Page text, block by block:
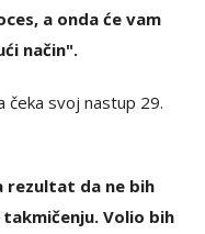
a onda će vam
način".
čeka svoj nastup 29.
rezultat da ne bih
Volio bih